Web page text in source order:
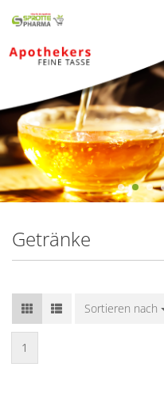
Getränke
Sortieren nach
Sortieren nach
1